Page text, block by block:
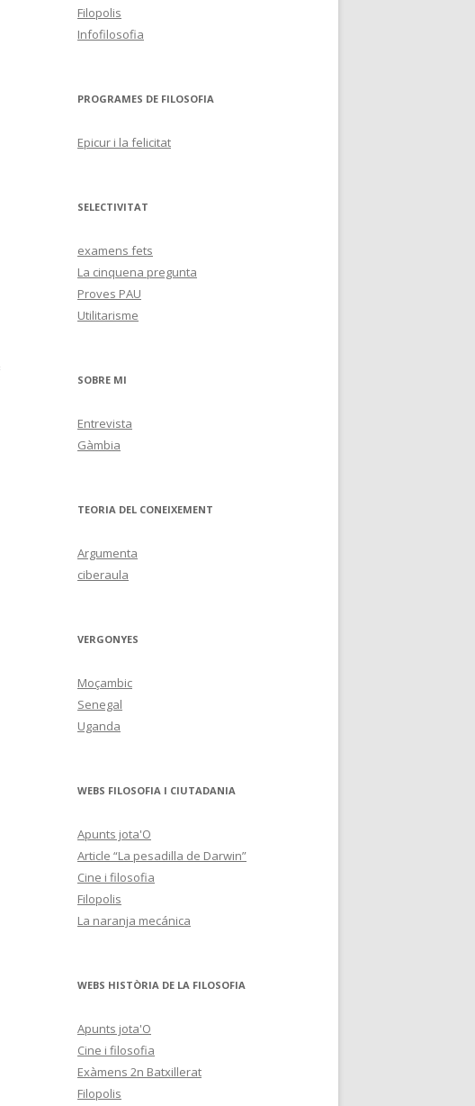
Filopolis
Infofilosofia
PROGRAMES DE FILOSOFIA
Epicur i la felicitat
SELECTIVITAT
examens fets
La cinquena pregunta
Proves PAU
Utilitarisme
SOBRE MI
Entrevista
Gàmbia
TEORIA DEL CONEIXEMENT
Argumenta
ciberaula
VERGONYES
Moçambic
Senegal
Uganda
WEBS FILOSOFIA I CIUTADANIA
Apunts jota'O
Article “La pesadilla de Darwin”
Cine i filosofia
Filopolis
La naranja mecánica
WEBS HISTÒRIA DE LA FILOSOFIA
Apunts jota'O
Cine i filosofia
Exàmens 2n Batxillerat
Filopolis